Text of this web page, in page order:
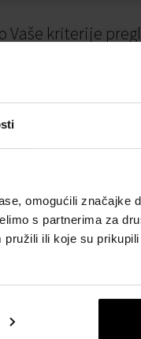
omogućili značajke
s partnerima za
ili koje su
kriterije